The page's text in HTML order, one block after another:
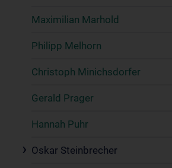
Maximilian Marhold
Philipp Melhorn
Christoph Minichsdorfer
Gerald Prager
Hannah Puhr
Oskar Steinbrecher